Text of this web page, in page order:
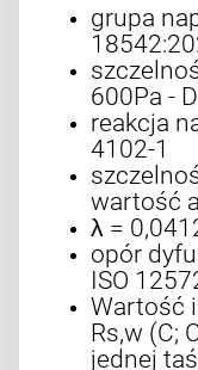
grupa
600Pa -
reakcja
4102-1
wartość
λ =
opór
ISO
Wartość
Rs,w (C;
jednej